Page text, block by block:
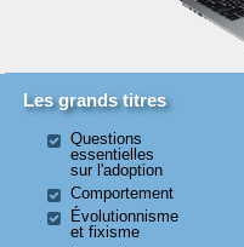
Les grands titres
Questions
essentielles
sur l'adoption
Comportement
Évolutionnisme
et fixisme